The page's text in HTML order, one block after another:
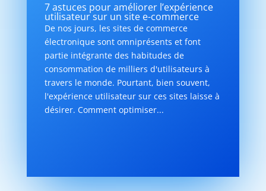
7 astuces pour améliorer l’expérience
utilisateur sur un site e-commerce
De nos jours, les sites de commerce
électronique sont omniprésents et font
partie intégrante des habitudes de
consommation de milliers d'utilisateurs à
travers le monde. Pourtant, bien souvent,
l'expérience utilisateur sur ces sites laisse à
désirer. Comment optimiser...